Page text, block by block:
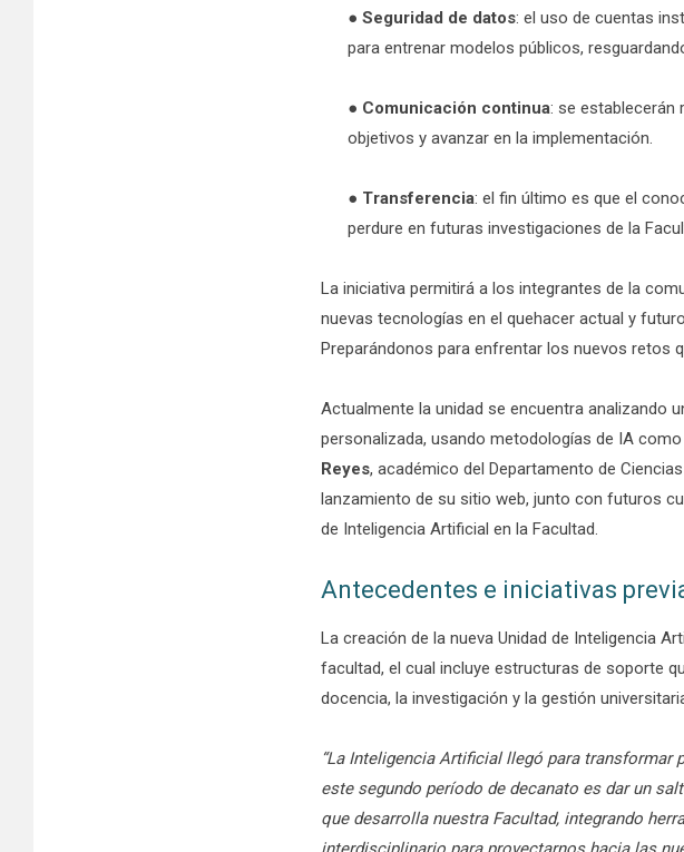
● Seguridad de datos: el uso de cuentas
para entrenar modelos públicos,
● Comunicación continua: se establecerán
objetivos y avanzar en la implementación.
● Transferencia: el fin último es que el
perdure en futuras investigaciones de la
La iniciativa permitirá a los integrantes de la
nuevas tecnologías en el quehacer actual y
Preparándonos para enfrentar los nuevos retos
Actualmente la unidad se encuentra analizando
personalizada, usando metodologías de IA como
Reyes, académico del Departamento de
lanzamiento de su sitio web, junto con futuros
de Inteligencia Artificial en la Facultad.
Antecedentes e iniciativas
La creación de la nueva Unidad de Inteligencia
facultad, el cual incluye estructuras de soporte
docencia, la investigación y la gestión
“La Inteligencia Artificial llegó para
este segundo período de decanato es dar un
que desarrolla nuestra Facultad, integrando